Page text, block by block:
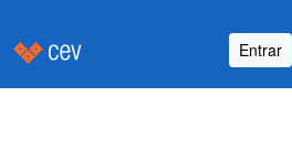
Entrar